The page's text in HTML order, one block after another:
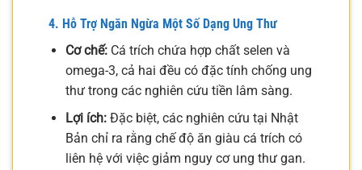
4. Hỗ Trợ Ngăn Ngừa Một Số Dạng Ung Thư
Cơ chế:Cá trích chứa hợp chất selen và
omega-3, cả hai đều có đặc tính chống ung
thư trong các nghiên cứu tiền lâm sàng.
Lợi ích:Đặc biệt, các nghiên cứu tại Nhật
Bản chỉ ra rằng chế độ ăn giàu cá trích có
liên hệ với việc giảm nguy cơ ung thư gan.